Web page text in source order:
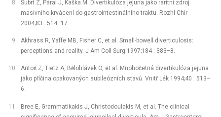
Šubrt Z, Páral J, Kaška M. Divertikulóza jejuna jako raritní zdroj
masivního krvácení do gastrointestinálního traktu. Rozhl Chir
2004;83 : 514−17.
Akhrass R, Yaffe MB, Fisher C, et al. Small-bowell diverticulosis:
perceptions and reality. J Am Coll Surg 1997;184 : 383−8.
Antoš Z, Tietz A, Bělohlávek O, et al. Mnohočetná divertikulóza jejuna
jako příčina opakovaných subileózních stavů. Vnitř Lék 1994;40 : 513–
6.
Bree E, Grammatikakis J, Christodoulakis M, et al. The clinical